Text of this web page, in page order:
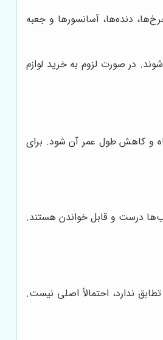
دنده‌ها، آسانسورها و جعبه
در صورت لزوم به خرید لوازم
و کاهش طول عمر آن شود. برای
درست و قابل خواندن هستند.
ندارد، احتمالاً اصلی نیست.